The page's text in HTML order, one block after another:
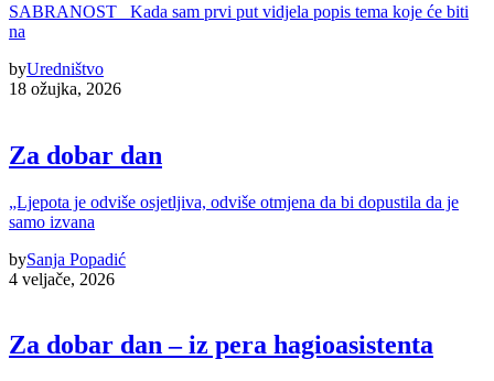
SABRANOST Kada sam prvi put vidjela popis tema koje će biti
na
byUredništvo
18 ožujka, 2026
Za dobar dan
„Ljepota je odviše osjetljiva, odviše otmjena da bi dopustila da je
samo izvana
bySanja Popadić
4 veljače, 2026
Za dobar dan – iz pera hagioasistenta